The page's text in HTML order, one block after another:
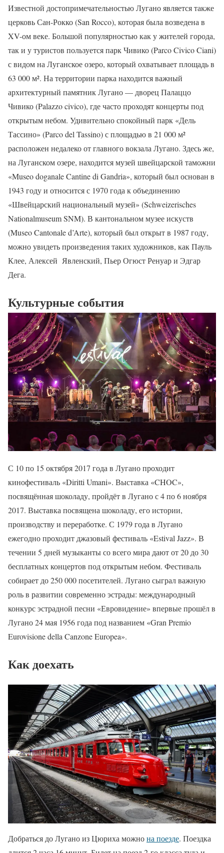
Известной достопримечательностью Лугано является также
церковь Сан-Рокко (San Rocco), которая была возведена в
XV-ом веке. Большой популярностью как у жителей города,
так и у туристов пользуется парк Чивико (Parco Civico Ciani)
с видом на Луганское озеро, который охватывает площадь в
63 000 м². На территории парка находится важный
архитектурный памятник Лугано — дворец Палаццо
Чивико (Palazzo civico), где часто проходят концерты под
открытым небом. Удивительно спокойный парк «Дель
Тассино» (Parco del Tassino) с площадью в 21 000 м²
расположен недалеко от главного вокзала Лугано. Здесь же,
на Луганском озере, находится музей швейцарской таможни
«Museo doganale Cantine di Gandria», который был основан в
1943 году и относится с 1970 года к объединению
«Швейцарский национальный музей» (Schweizerisches
Nationalmuseum SNM). В кантональном музее искуств
(Museo Cantonale d’Arte), который был открыт в 1987 году,
можно увидеть произведения таких художников, как Пауль
Клее, Алексей Явленский, Пьер Огюст Ренуар и Эдгар
Дега.
Культурные события
С 10 по 15 октября 2017 года в Лугано проходит
кинофестиваль «Diritti Umani». Выставка «CHOC»,
посвящённая шоколаду, пройдёт в Лугано с 4 по 6 ноября
2017. Выставка посвящена шоколаду, его истории,
производству и переработке. С 1979 года в Лугано
ежегодно проходит джазовый фестиваль «Estival Jazz». В
течении 5 дней музыканты со всего мира дают от 20 до 30
бесплатных концертов под открытым небом. Фестиваль
собирает до 250 000 посетителей. Лугано сыграл важную
роль в развитии современно эстрады: международный
конкурс эстрадной песни «Евровидение» впервые прошёл в
Лугано 24 мая 1956 года под названием «Gran Premio
Eurovisione della Canzone Europea».
Как доехать
Добраться до Лугано из Цюриха можнона поезде. Поездка